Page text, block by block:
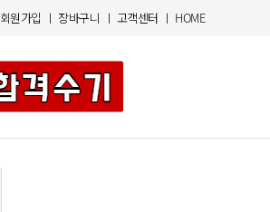
회원가입 ㅣ 장바구니 ㅣ 고객센터 ㅣ HOME